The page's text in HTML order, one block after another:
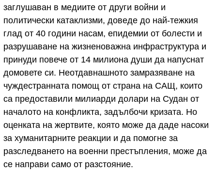
заглушаван в медиите от други войни и
политически катаклизми, доведе до най-тежкия
глад от 40 години насам, епидемии от болести и
разрушаване на жизненоважна инфраструктура и
принуди повече от 14 милиона души да напуснат
домовете си. Неотдавнашното замразяване на
чуждестранната помощ от страна на САЩ, които
са предоставили милиарди долари на Судан от
началото на конфликта, задълбочи кризата. Но
оценката на жертвите, която може да даде насоки
за хуманитарните реакции и да помогне за
разследването на военни престъпления, може да
се направи само от разстояние.